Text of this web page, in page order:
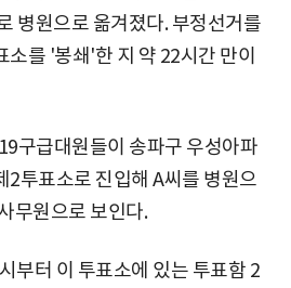
병원으로 옮겨졌다. 부정선거를
소를 '봉쇄'한 지 약 22시간 만이
구급대원들이 송파구 우성아파
2투표소로 진입해 A씨를 병원으
무원으로 보인다.
부터 이 투표소에 있는 투표함 2